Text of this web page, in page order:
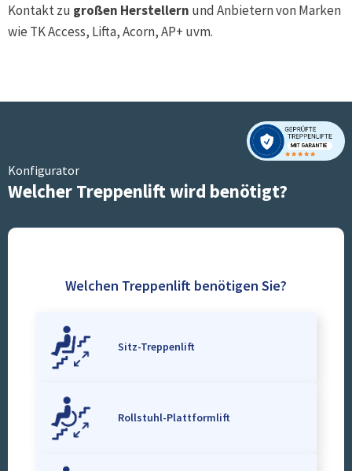
Kontakt zu großen Herstellern und Anbietern von Marken
wie TK Access, Lifta, Acorn, AP+ uvm.
Konfigurator
Welcher Treppenlift wird benötigt?
Welchen Treppenlift benötigen Sie?
Sitz-Treppenlift
Rollstuhl-Plattformlift